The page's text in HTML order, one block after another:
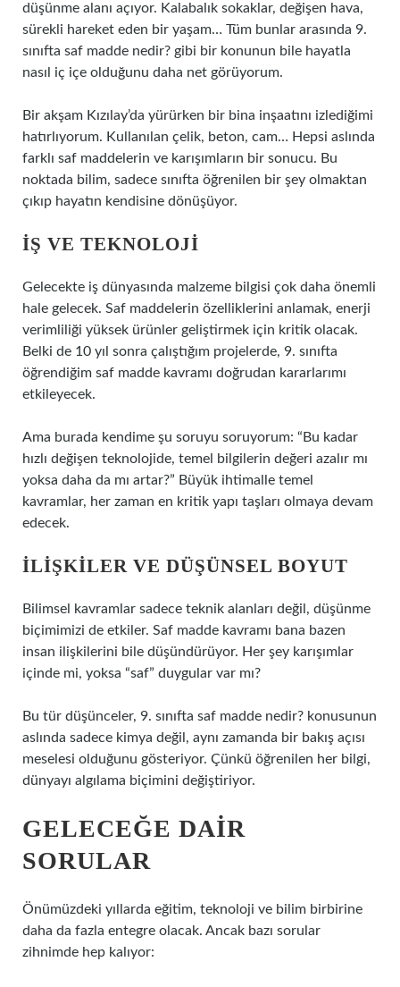
düşünme alanı açıyor. Kalabalık sokaklar, değişen hava,
sürekli hareket eden bir yaşam… Tüm bunlar arasında 9.
sınıfta saf madde nedir? gibi bir konunun bile hayatla
nasıl iç içe olduğunu daha net görüyorum.
Bir akşam Kızılay’da yürürken bir bina inşaatını izlediğimi
hatırlıyorum. Kullanılan çelik, beton, cam… Hepsi aslında
farklı saf maddelerin ve karışımların bir sonucu. Bu
noktada bilim, sadece sınıfta öğrenilen bir şey olmaktan
çıkıp hayatın kendisine dönüşüyor.
İŞ VE TEKNOLOJI
Gelecekte iş dünyasında malzeme bilgisi çok daha önemli
hale gelecek. Saf maddelerin özelliklerini anlamak, enerji
verimliliği yüksek ürünler geliştirmek için kritik olacak.
Belki de 10 yıl sonra çalıştığım projelerde, 9. sınıfta
öğrendiğim saf madde kavramı doğrudan kararlarımı
etkileyecek.
Ama burada kendime şu soruyu soruyorum: “Bu kadar
hızlı değişen teknolojide, temel bilgilerin değeri azalır mı
yoksa daha da mı artar?” Büyük ihtimalle temel
kavramlar, her zaman en kritik yapı taşları olmaya devam
edecek.
İLIŞKILER VE DÜŞÜNSEL BOYUT
Bilimsel kavramlar sadece teknik alanları değil, düşünme
biçimimizi de etkiler. Saf madde kavramı bana bazen
insan ilişkilerini bile düşündürüyor. Her şey karışımlar
içinde mi, yoksa “saf” duygular var mı?
Bu tür düşünceler, 9. sınıfta saf madde nedir? konusunun
aslında sadece kimya değil, aynı zamanda bir bakış açısı
meselesi olduğunu gösteriyor. Çünkü öğrenilen her bilgi,
dünyayı algılama biçimini değiştiriyor.
GELECEĞE DAIR
SORULAR
Önümüzdeki yıllarda eğitim, teknoloji ve bilim birbirine
daha da fazla entegre olacak. Ancak bazı sorular
zihnimde hep kalıyor: